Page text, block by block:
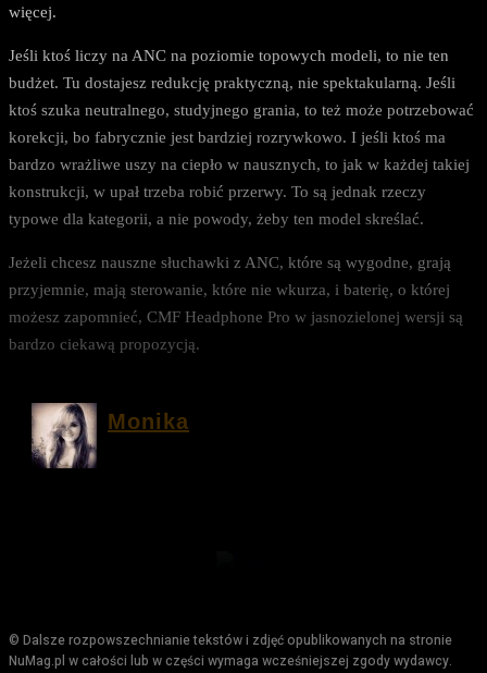
więcej.
Jeśli ktoś liczy na ANC na poziomie topowych modeli, to nie ten
budżet. Tu dostajesz redukcję praktyczną, nie spektakularną. Jeśli
ktoś szuka neutralnego, studyjnego grania, to też może potrzebować
korekcji, bo fabrycznie jest bardziej rozrywkowo. I jeśli ktoś ma
bardzo wrażliwe uszy na ciepło w nausznych, to jak w każdej takiej
konstrukcji, w upał trzeba robić przerwy. To są jednak rzeczy
typowe dla kategorii, a nie powody, żeby ten model skreślać.
Jeżeli chcesz nauszne słuchawki z ANC, które są wygodne, grają
przyjemnie, mają sterowanie, które nie wkurza, i baterię, o której
możesz zapomnieć, CMF Headphone Pro w jasnozielonej wersji są
bardzo ciekawą propozycją.
Monika
© Dalsze rozpowszechnianie tekstów i zdjęć opublikowanych na stronie
NuMag.pl w całości lub w części wymaga wcześniejszej zgody wydawcy.